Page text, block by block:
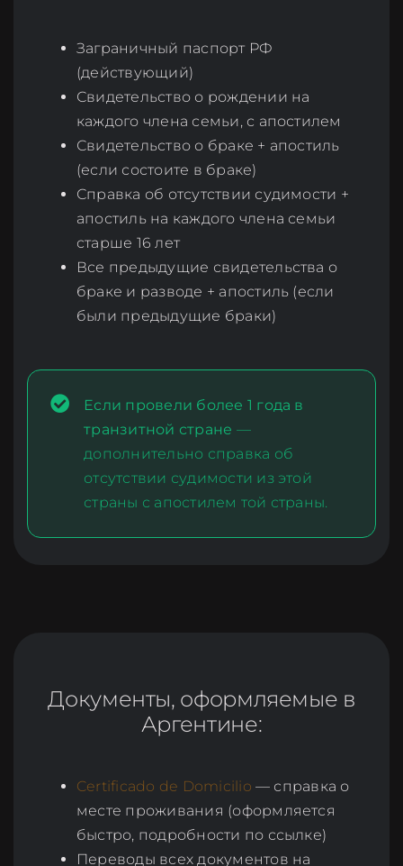
Заграничный паспорт РФ
(действующий)
Свидетельство о рождении на
каждого члена семьи, с апостилем
Свидетельство о браке + апостиль
(если состоите в браке)
Справка об отсутствии судимости +
апостиль на каждого члена семьи
старше 16 лет
Все предыдущие свидетельства о
браке и разводе + апостиль (если
были предыдущие браки)
Если провели более 1 года в
транзитной стране —
дополнительно справка об
отсутствии судимости из этой
страны с апостилем той страны.
Документы, оформляемые в
Аргентине:
Certificado de Domicilio — справка о
месте проживания (оформляется
быстро, подробности по ссылке)
Переводы всех документов на